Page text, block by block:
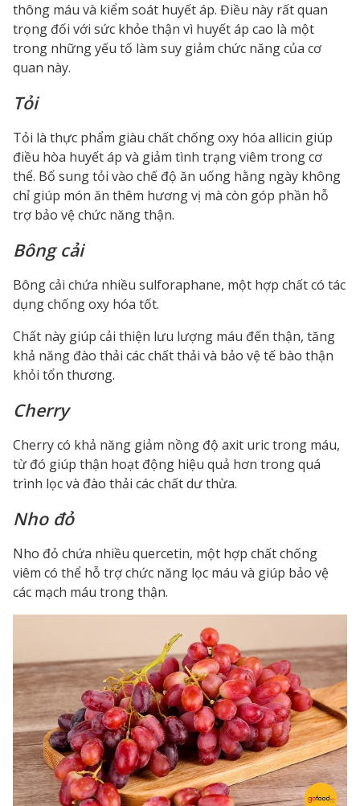
thông máu và kiểm soát huyết áp. Điều này rất quan
trọng đối với sức khỏe thận vì huyết áp cao là một
trong những yếu tố làm suy giảm chức năng của cơ
quan này.
Tỏi
Tỏi là thực phẩm giàu chất chống oxy hóa allicin giúp
điều hòa huyết áp và giảm tình trạng viêm trong cơ
thể. Bổ sung tỏi vào chế độ ăn uống hằng ngày không
chỉ giúp món ăn thêm hương vị mà còn góp phần hỗ
trợ bảo vệ chức năng thận.
Bông cải
Bông cải chứa nhiều sulforaphane, một hợp chất có tác
dụng chống oxy hóa tốt.
Chất này giúp cải thiện lưu lượng máu đến thận, tăng
khả năng đào thải các chất thải và bảo vệ tế bào thận
khỏi tổn thương.
Cherry
Cherry có khả năng giảm nồng độ axit uric trong máu,
từ đó giúp thận hoạt động hiệu quả hơn trong quá
trình lọc và đào thải các chất dư thừa.
Nho đỏ
Nho đỏ chứa nhiều quercetin, một hợp chất chống
viêm có thể hỗ trợ chức năng lọc máu và giúp bảo vệ
các mạch máu trong thận.